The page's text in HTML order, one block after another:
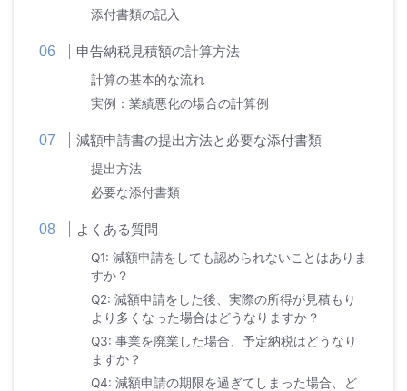
添付書類の記入
申告納税見積額の計算方法
計算の基本的な流れ
実例：業績悪化の場合の計算例
減額申請書の提出方法と必要な添付書類
提出方法
必要な添付書類
よくある質問
Q1: 減額申請をしても認められないことはありま
すか？
Q2: 減額申請をした後、実際の所得が見積もり
より多くなった場合はどうなりますか？
Q3: 事業を廃業した場合、予定納税はどうなり
ますか？
Q4: 減額申請の期限を過ぎてしまった場合、ど